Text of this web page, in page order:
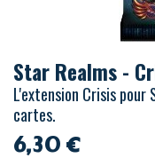
Star Realms -
L'extension Crisis
cartes.
6,30€